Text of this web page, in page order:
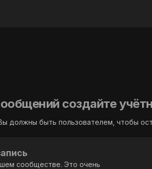
создайте
должны быть пользователем, чтобы
сообществе. Это очень